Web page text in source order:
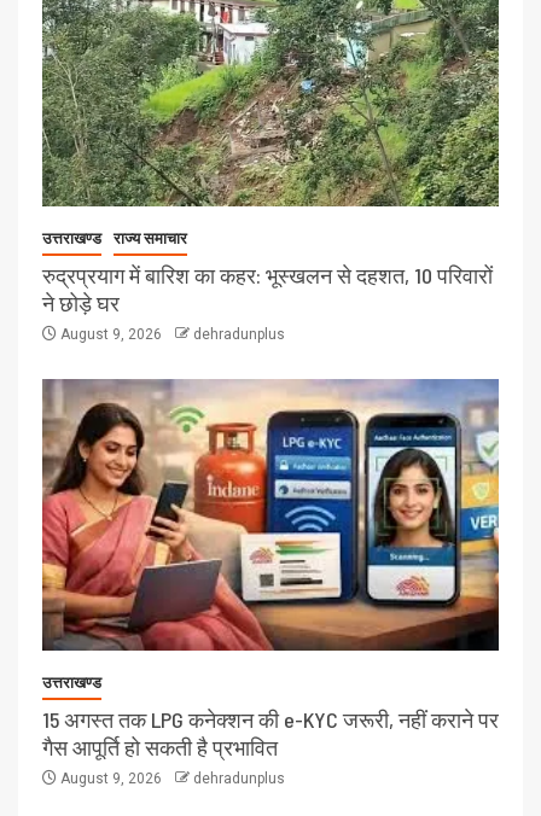
उत्तराखण्ड राज्य समाचार
रुद्रप्रयाग में बारिश का कहर: भूस्खलन से दहशत, 10 परिवारों
ने छोड़े घर
August 9, 2026 dehradunplus
उत्तराखण्ड
15 अगस्त तक LPG कनेक्शन की e-KYC जरूरी, नहीं कराने पर
गैस आपूर्ति हो सकती है प्रभावित
August 9, 2026 dehradunplus